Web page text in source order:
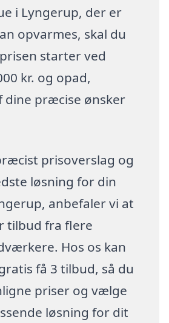
i Lyngerup, der er
opvarmes, skal du
starter ved
kr. og opad,
præcise ønsker
prisoverslag og
løsning for din
anbefaler vi at
tilbud fra flere
Hos os kan
få 3 tilbud, så du
priser og vælge
løsning for dit